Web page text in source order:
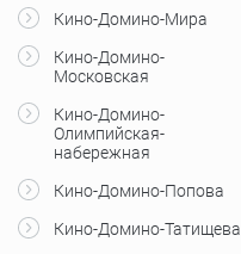
Кино-Домино-Мира
Кино-Домино-
Московская
Кино-Домино-
Олимпийская-
набережная
Кино-Домино-Попова
Кино-Домино-Татищева